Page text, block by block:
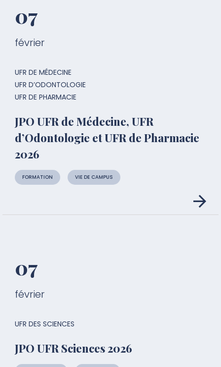
07
février
JPO UFR de Médecine, UFR
d’Odontologie et UFR de Pharmacie
2026
FORMATION VIE DE CAMPUS
UFR DE MÉDECINE
UFR D’ODONTOLOGIE
UFR DE PHARMACIE
07
février
JPO UFR Sciences 2026
UFR DES SCIENCES